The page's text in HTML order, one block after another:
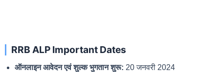
RRB ALP Important Dates
ऑनलाइन आवेदन एवं शुल्क भुगतान शुरू: 20 जनवरी 2024